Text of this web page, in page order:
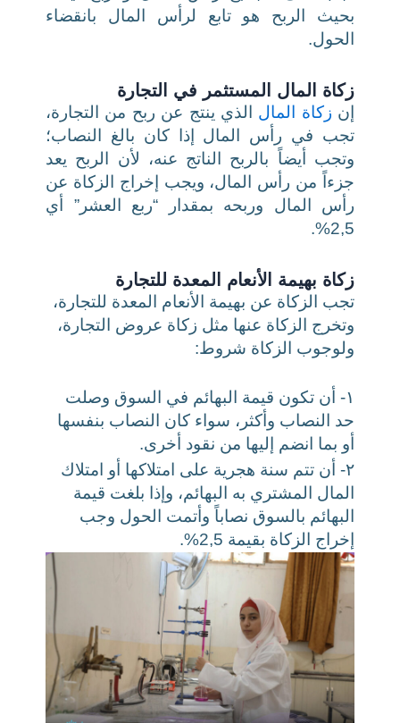
بحيث الربح هو تابع لرأس المال بانقضاء
الحول.
زكاة المال المستثمر في التجارة
إن زكاة المال الذي ينتج عن ربح من التجارة،
تجب في رأس المال إذا كان بالغ النصاب؛
وتجب أيضاً بالربح الناتج عنه، لأن الربح يعد
جزءاً من رأس المال، ويجب إخراج الزكاة عن
رأس المال وربحه بمقدار “ربع العشر” أي
2,5%.
زكاة بهيمة الأنعام المعدة للتجارة
تجب الزكاة عن بهيمة الأنعام المعدة للتجارة،
وتخرج الزكاة عنها مثل زكاة عروض التجارة،
ولوجوب الزكاة شروط:
١- أن تكون قيمة البهائم في السوق وصلت
حد النصاب وأكثر، سواء كان النصاب بنفسها
أو بما انضم إليها من نقود أخرى.
٢- أن تتم سنة هجرية على امتلاكها أو امتلاك
المال المشتري به البهائم، وإذا بلغت قيمة
البهائم بالسوق نصاباً وأتمت الحول وجب
إخراج الزكاة بقيمة 2,5%.